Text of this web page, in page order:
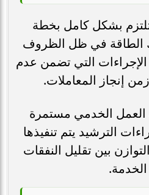
تلتزم بشكل كامل بخطة
الطاقة في ظل الظروف
الإجراءات التي تضمن عدم
إنجاز المعاملات.
الخدمي مستمرة
الترشيد يتم تنفيذها
بين تقليل النفقات